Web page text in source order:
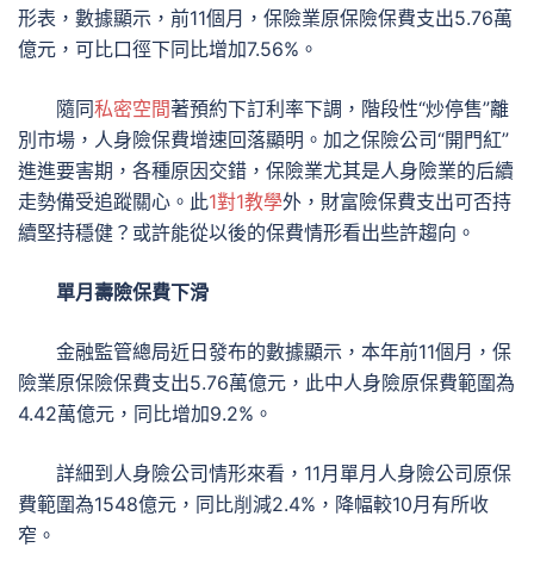
形表，數據顯示，前11個月，保險業原保險保費支出5.76萬
億元，可比口徑下同比增加7.56%。
隨同私密空間著預約下訂利率下調，階段性“炒停售”離
別市場，人身險保費增速回落顯明。加之保險公司“開門紅”
進進要害期，各種原因交錯，保險業尤其是人身險業的后續
走勢備受追蹤關心。此1對1教學外，財富險保費支出可否持
續堅持穩健？或許能從以後的保費情形看出些許趨向。
單月壽險保費下滑
金融監管總局近日發布的數據顯示，本年前11個月，保
險業原保險保費支出5.76萬億元，此中人身險原保費範圍為
4.42萬億元，同比增加9.2%。
詳細到人身險公司情形來看，11月單月人身險公司原保
費範圍為1548億元，同比削減2.4%，降幅較10月有所收
窄。